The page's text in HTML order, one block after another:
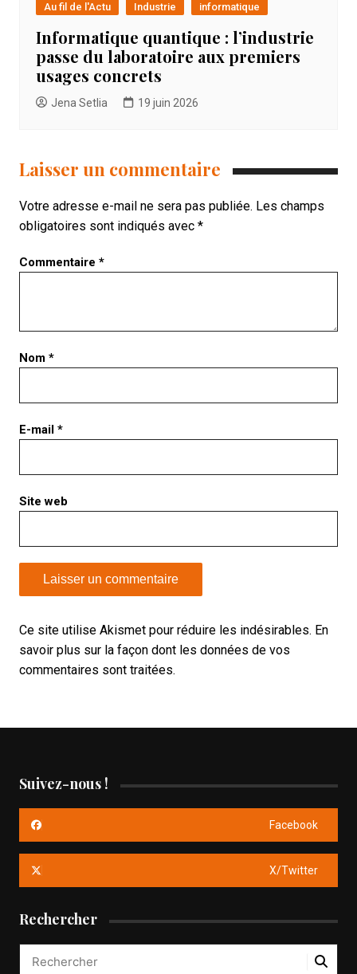
Au fil de l'Actu Industrie informatique
Informatique quantique : l’industrie
passe du laboratoire aux premiers
usages concrets
Jena Setlia 19 juin 2026
Laisser un commentaire
Votre adresse e-mail ne sera pas publiée. Les champs
obligatoires sont indiqués avec *
Commentaire *
Nom *
E-mail *
Site web
Ce site utilise Akismet pour réduire les indésirables. En
savoir plus sur la façon dont les données de vos
commentaires sont traitées.
Suivez-nous !
Facebook
X/Twitter
Rechercher